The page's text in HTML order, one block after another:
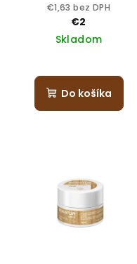
€1,63 bez DPH
€2
Skladom
Do košíka